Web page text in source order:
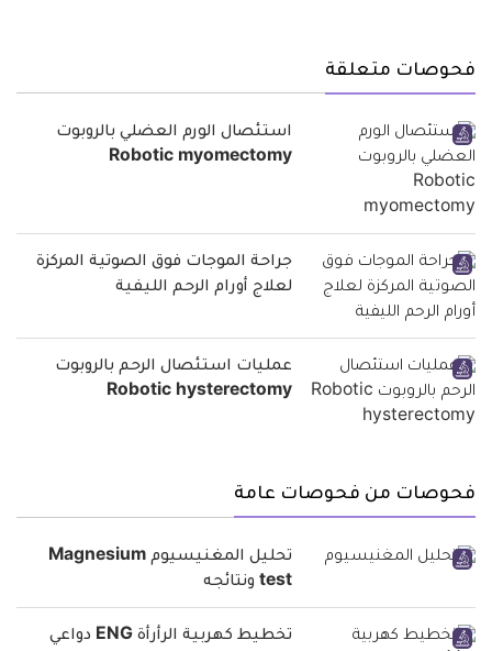
فحوصات متعلقة
استئصال الورم العضلي بالروبوت
Robotic myomectomy
جراحة الموجات فوق الصوتية المركزة
لعلاج أورام الرحم الليفية
عمليات استئصال الرحم بالروبوت
Robotic hysterectomy
فحوصات من فحوصات عامة
تحليل المغنيسيوم Magnesium
test ونتائجه
تخطيط كهربية الرأرأة ENG دواعي